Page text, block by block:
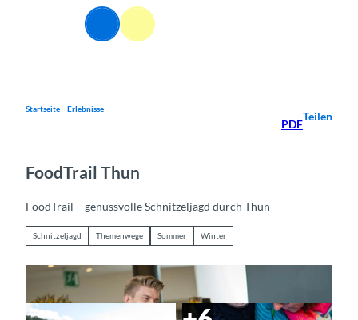
Informationen
Suche Menü
Startseite Erlebnisse
PDF
Teilen
FoodTrail Thun
FoodTrail – genussvolle Schnitzeljagd durch Thun
Schnitzeljagd Themenwege Sommer Winter